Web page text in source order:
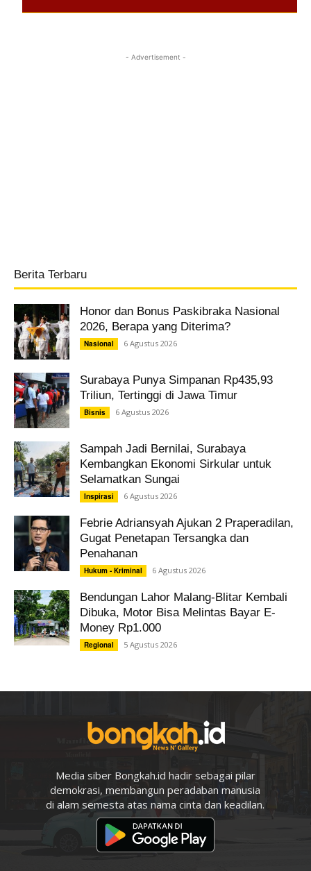
- Advertisement -
Berita Terbaru
Honor dan Bonus Paskibraka Nasional
2026, Berapa yang Diterima?
Nasional 6 Agustus 2026
Surabaya Punya Simpanan Rp435,93
Triliun, Tertinggi di Jawa Timur
Bisnis 6 Agustus 2026
Sampah Jadi Bernilai, Surabaya
Kembangkan Ekonomi Sirkular untuk
Selamatkan Sungai
Inspirasi 6 Agustus 2026
Febrie Adriansyah Ajukan 2 Praperadilan,
Gugat Penetapan Tersangka dan
Penahanan
Hukum - Kriminal 6 Agustus 2026
Bendungan Lahor Malang-Blitar Kembali
Dibuka, Motor Bisa Melintas Bayar E-
Money Rp1.000
Regional 5 Agustus 2026
Media siber Bongkah.id hadir sebagai pilar
demokrasi, membangun peradaban manusia
di alam semesta atas nama cinta dan keadilan.